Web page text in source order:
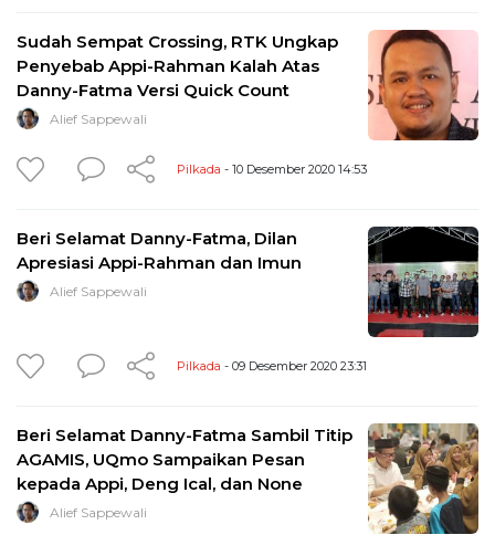
Sudah Sempat Crossing, RTK Ungkap
Penyebab Appi-Rahman Kalah Atas
Danny-Fatma Versi Quick Count
Alief Sappewali
Pilkada - 10 Desember 2020 14:53
Beri Selamat Danny-Fatma, Dilan
Apresiasi Appi-Rahman dan Imun
Alief Sappewali
Pilkada - 09 Desember 2020 23:31
Beri Selamat Danny-Fatma Sambil Titip
AGAMIS, UQmo Sampaikan Pesan
kepada Appi, Deng Ical, dan None
Alief Sappewali